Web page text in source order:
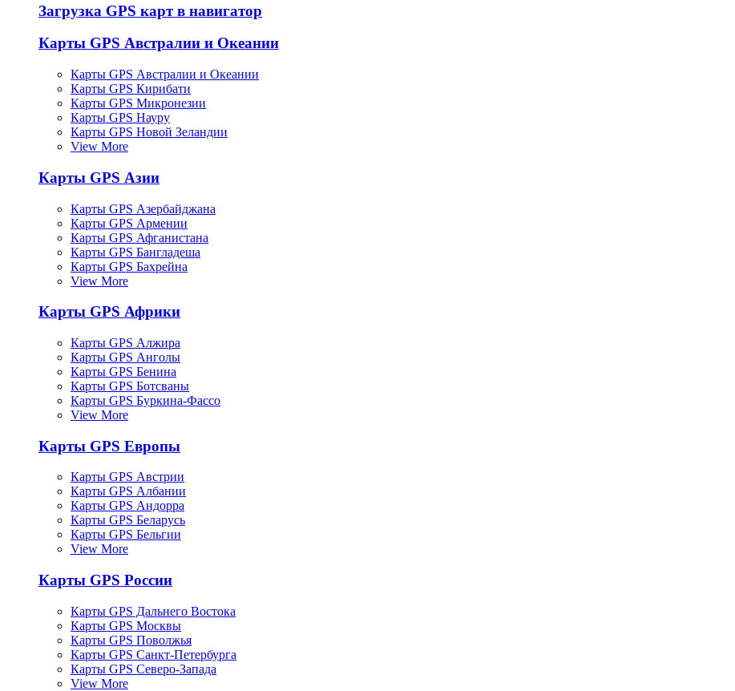
Загрузка GPS карт в навигатор
Карты GPS Австралии и Океании
Карты GPS Австралии и Океании
Карты GPS Кирибати
Карты GPS Микронезии
Карты GPS Науру
Карты GPS Новой Зеландии
View More
Карты GPS Азии
Карты GPS Азербайджана
Карты GPS Армении
Карты GPS Афганистана
Карты GPS Бангладеша
Карты GPS Бахрейна
View More
Карты GPS Африки
Карты GPS Алжира
Карты GPS Анголы
Карты GPS Бенина
Карты GPS Ботсваны
Карты GPS Буркина-Фассо
View More
Карты GPS Европы
Карты GPS Австрии
Карты GPS Албании
Карты GPS Андорра
Карты GPS Беларусь
Карты GPS Бельгии
View More
Карты GPS России
Карты GPS Дальнего Востока
Карты GPS Москвы
Карты GPS Поволжья
Карты GPS Санкт-Петербурга
Карты GPS Северо-Запада
View More